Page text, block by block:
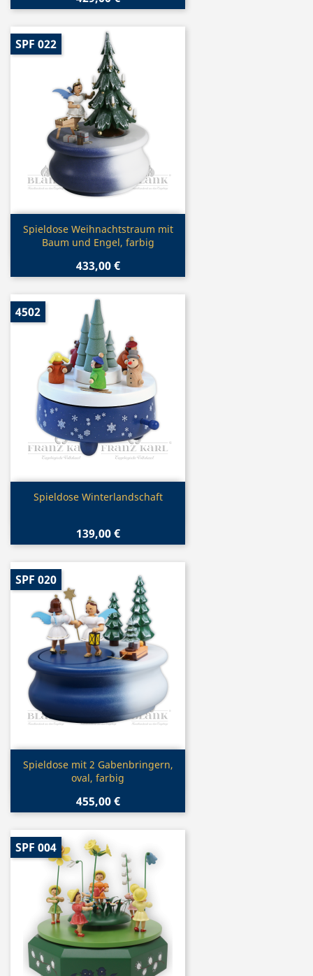
Vorschau
Spieldose Weihnachtstraum mit
Baum und Engel, farbig
433,00 €
SPF 022
Vorschau
Spieldose Winterlandschaft
139,00 €
4502
Vorschau
Spieldose mit 2 Gabenbringern,
oval, farbig
455,00 €
SPF 020
SPF 004